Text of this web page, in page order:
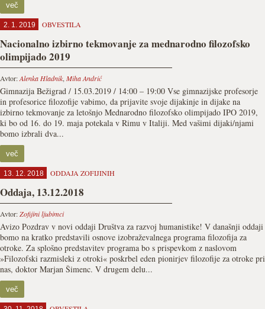
več
2. 1. 2019 OBVESTILA
Nacionalno izbirno tekmovanje za mednarodno filozofsko
olimpijado 2019
Avtor:Alenka Hladnik, Miha Andrić
Gimnazija Bežigrad / 15.03.2019 / 14:00 – 19:00 Vse gimnazijske profesorje
in profesorice filozofije vabimo, da prijavite svoje dijakinje in dijake na
izbirno tekmovanje za letošnjo Mednarodno filozofsko olimpijado IPO 2019,
ki bo od 16. do 19. maja potekala v Rimu v Italiji. Med vašimi dijaki/njami
bomo izbrali dva...
več
13. 12. 2018 ODDAJA ZOFIJINIH
Oddaja, 13.12.2018
Avtor:Zofijini ljubimci
Avizo Pozdrav v novi oddaji Društva za razvoj humanistike! V današnji oddaji
bomo na kratko predstavili osnove izobraževalnega programa filozofija za
otroke. Za splošno predstavitev programa bo s prispevkom z naslovom
»Filozofski razmisleki z otroki« poskrbel eden pionirjev filozofije za otroke pri
nas, doktor Marjan Šimenc. V drugem delu...
več